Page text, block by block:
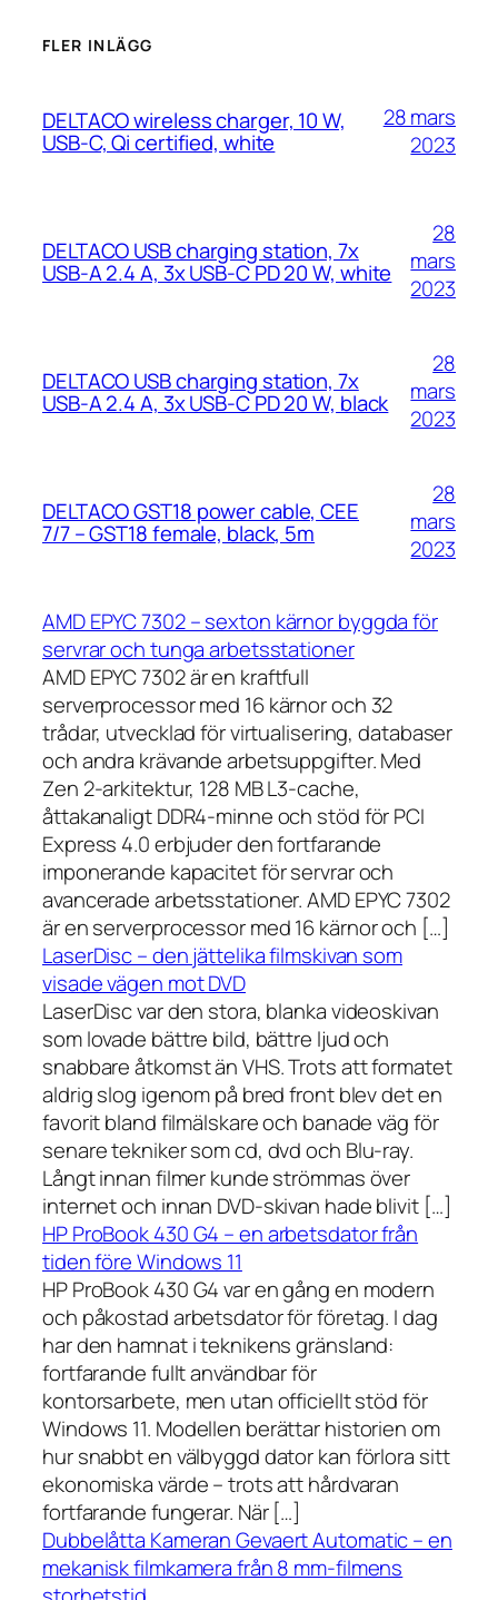
FLER INLÄGG
DELTACO wireless charger, 10 W,
USB-C, Qi certified, white
28 mars
2023
DELTACO USB charging station, 7x
USB-A 2.4 A, 3x USB-C PD 20 W, white
28
mars
2023
DELTACO USB charging station, 7x
USB-A 2.4 A, 3x USB-C PD 20 W, black
28
mars
2023
DELTACO GST18 power cable, CEE
7/7 – GST18 female, black, 5m
28
mars
2023
AMD EPYC 7302 – sexton kärnor byggda för
servrar och tunga arbetsstationer
AMD EPYC 7302 är en kraftfull
serverprocessor med 16 kärnor och 32
trådar, utvecklad för virtualisering, databaser
och andra krävande arbetsuppgifter. Med
Zen 2-arkitektur, 128 MB L3-cache,
åttakanaligt DDR4-minne och stöd för PCI
Express 4.0 erbjuder den fortfarande
imponerande kapacitet för servrar och
avancerade arbetsstationer. AMD EPYC 7302
är en serverprocessor med 16 kärnor och […]
LaserDisc – den jättelika filmskivan som
visade vägen mot DVD
LaserDisc var den stora, blanka videoskivan
som lovade bättre bild, bättre ljud och
snabbare åtkomst än VHS. Trots att formatet
aldrig slog igenom på bred front blev det en
favorit bland filmälskare och banade väg för
senare tekniker som cd, dvd och Blu-ray.
Långt innan filmer kunde strömmas över
internet och innan DVD-skivan hade blivit […]
HP ProBook 430 G4 – en arbetsdator från
tiden före Windows 11
HP ProBook 430 G4 var en gång en modern
och påkostad arbetsdator för företag. I dag
har den hamnat i teknikens gränsland:
fortfarande fullt användbar för
kontorsarbete, men utan officiellt stöd för
Windows 11. Modellen berättar historien om
hur snabbt en välbyggd dator kan förlora sitt
ekonomiska värde – trots att hårdvaran
fortfarande fungerar. När […]
Dubbelåtta Kameran Gevaert Automatic – en
mekanisk filmkamera från 8 mm-filmens